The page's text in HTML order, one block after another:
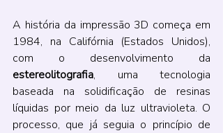
A história da impressão 3D começa em
1984, na Califórnia (Estados Unidos),
estereolitografia, uma tecnologia
baseada na solidificação de resinas
líquidas por meio da luz ultravioleta. O
processo, que já seguia o princípio de